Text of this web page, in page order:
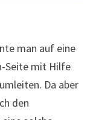
man auf eine
Seite mit Hilfe
Da aber
den